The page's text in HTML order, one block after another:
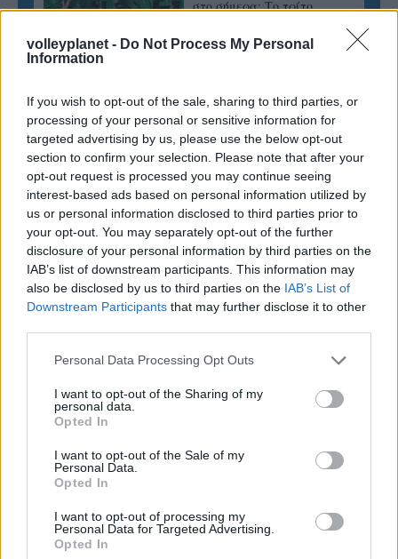
volleyplanet - Do Not Process My Personal
Information
If you wish to opt-out of the sale, sharing to third parties, or
processing of your personal or sensitive information for
targeted advertising by us, please use the below opt-out
section to confirm your selection. Please note that after your
opt-out request is processed you may continue seeing
interest-based ads based on personal information utilized by
us or personal information disclosed to third parties prior to
your opt-out. You may separately opt-out of the further
disclosure of your personal information by third parties on the
IAB’s list of downstream participants. This information may
also be disclosed by us to third parties on the IAB’s List of
Downstream Participants that may further disclose it to other
Please note that this website/app uses one or more Google
not limited to your visit or usage behaviour. You may click to
grant or deny consent to Google and its third-party tags to
use your data for below specified purposes in below Google
consent section.
Personal Data Processing Opt Outs
I want to opt-out of the Sharing of my
personal data.
Opted In
I want to opt-out of the Sale of my
Personal Data.
Opted In
I want to opt-out of processing my
Personal Data for Targeted Advertising.
Opted In
στο σήμερα: Tο τρίτο
Παναθηναϊκού με την
ΗΛΙΑΣ ΠΑΠΑΪΩΑΝΝΟΥ
08/03/2026
Αναγνώριση και σεβασμός
οι σημαντικότερες νίκες του
Α.Ο. Θήρας